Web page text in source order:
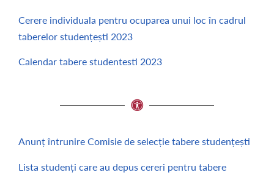
Cerere individuala pentru ocuparea unui loc în cadrul
taberelor studențești 2023
Calendar tabere studentesti 2023
Anunț întrunire Comisie de selecție tabere studențești
Lista studenți care au depus cereri pentru tabere